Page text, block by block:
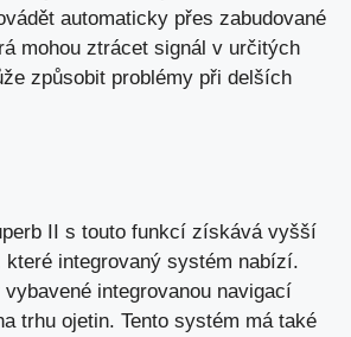
automaticky přes zabudované
mohou ztrácet signál v určitých
způsobit problémy při delších
II s touto funkcí získává vyšší
integrovaný systém nabízí.
integrovanou navigací
trhu ojetin. Tento systém má také